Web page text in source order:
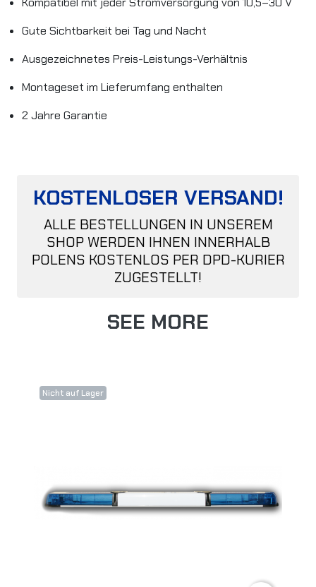
Gute Sichtbarkeit bei Tag und Nacht
Ausgezeichnetes Preis-Leistungs-Verhältnis
Montageset im Lieferumfang enthalten
2 Jahre Garantie
KOSTENLOSER VERSAND!
ALLE BESTELLUNGEN IN UNSEREM
SHOP WERDEN IHNEN INNERHALB
POLENS KOSTENLOS PER DPD-KURIER
ZUGESTELLT!
SEE MORE
Nicht auf Lager